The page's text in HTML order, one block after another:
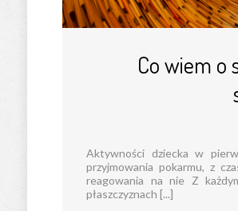
Co wiem o
Aktywności dziecka w
przyjmowania pokarmu, z
reagowania na nie Z
płaszczyznach [...]